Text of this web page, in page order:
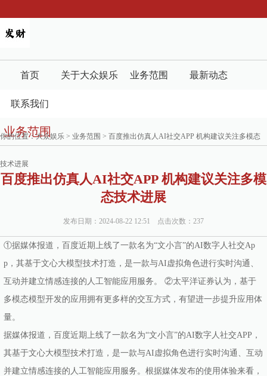
首页 关于大众娱乐 业务范围 最新动态
联系我们
业务范围
你的位置：大众娱乐 > 业务范围 > 百度推出仿真人AI社交APP 机构建议关注多模态
技术进展
百度推出仿真人AI社交APP 机构建议关注多模
态技术进展
发布日期：2024-08-22 12:51 点击次数：237
①据媒体报道，百度近期上线了一款名为“文小言”的AI数字人社交Ap
p，其基于文心大模型技术打造，是一款与AI虚拟角色进行实时沟通、
互动并建立情感连接的人工智能应用服务。 ②太平洋证券认为，基于
多模态模型开发的应用拥有更多样的交互方式，有望进一步提升应用体
量。
据媒体报道，百度近期上线了一款名为“文小言”的AI数字人社交APP，
其基于文心大模型技术打造，是一款与AI虚拟角色进行实时沟通、互动
并建立情感连接的人工智能应用服务。根据媒体发布的使用体验来看，